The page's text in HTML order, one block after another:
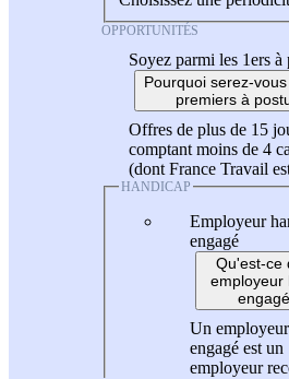
OPPORTUNITÉS
Soyez parmi les 1ers à
Pourquoi serez-
premiers à
Offres de plus de 15
comptant moins de 4
(dont France Travail
HANDICAP
Employeur
engagé
Qu'est-ce
employeur
Un
engagé est un
employeur